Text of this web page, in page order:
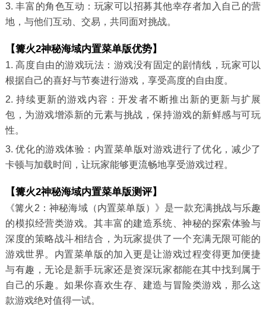
3. 丰富的角色互动：玩家可以招募其他幸存者加入自己的营
地，与他们互动、交易，共同面对挑战。
【篝火2神秘海域内置菜单版优势】
1. 高度自由的游戏玩法：游戏没有固定的剧情线，玩家可以
根据自己的喜好与节奏进行游戏，享受高度的自由度。
2. 持续更新的游戏内容：开发者不断推出新的更新与扩展
包，为游戏增添新的元素与挑战，保持游戏的新鲜感与可玩
性。
3. 优化的游戏体验：内置菜单版对游戏进行了优化，减少了
卡顿与加载时间，让玩家能够更流畅地享受游戏过程。
【篝火2神秘海域内置菜单版测评】
《篝火2：神秘海域（内置菜单版）》是一款充满挑战与乐趣
的模拟经营类游戏。其丰富的建造系统、神秘的探索体验与
深度的策略战斗相结合，为玩家提供了一个充满无限可能的
游戏世界。内置菜单版的加入更是让游戏过程变得更加便捷
与有趣，无论是新手玩家还是资深玩家都能在其中找到属于
自己的乐趣。如果你喜欢生存、建造与冒险类游戏，那么这
款游戏绝对值得一试。